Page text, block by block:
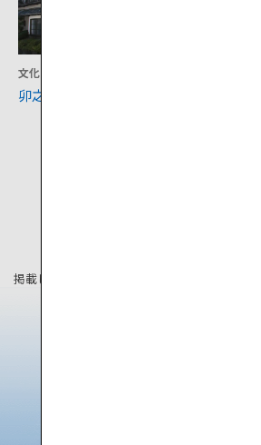
文化
卯之町の町並み
掲載している情報は2019年4月時点の情報です。